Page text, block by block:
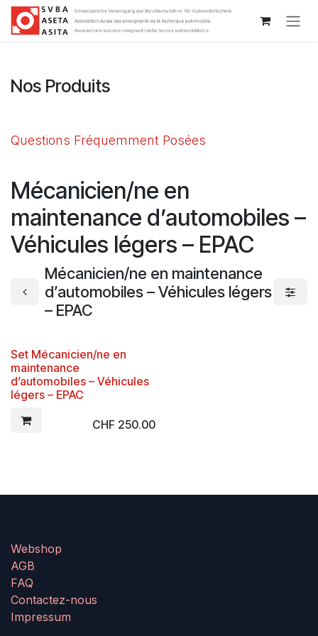
Se rendre au contenu
Nos Produits
Questions Fréquemment Posées
Mécanicien/ne en
maintenance d’automobiles –
Véhicules légers – EPAC
Mécanicien/ne en maintenance
d’automobiles – Véhicules légers
– EPAC
Set Mécanicien/ne en
maintenance
d’automobiles – Véhicules
légers – EPAC
CHF 250.00
Webshop
AGB
FAQ
Contactez-nous
Impressum